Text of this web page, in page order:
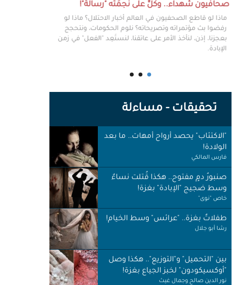
صحافيون شهداء.. وكلٌّ على نَجمَته "رسالة"!
ماذا لو قاطع الصحفيون في العالم أخبار الاحتلال؟ ماذا لو
رفضوا بث مؤتمراته وتصريحاته؟ نلوم الحكومات، ونتحجج
بعجزنا، إذن، لنأخذ الأمر على عاتقنا، لنستَعِد "الفعل" في زمن
الإبادة.
تحقيقات - مساءلة
"الاكتئاب" يحصد أرواح أمهات.. ما بعد
الولادة!
فارس المالكي
صنبورُ دمٍ مفتوح.. هكذا قُتلت نساءٌ
وسط ضجيج "الإبادة" بغزة!
خاص "نوى"
طفلاتٌ بغزة.. "عرائس" وسط الخيام!
رشا أبو جلال
بين "التحميل" و"التوزيع".. هكذا وصل
"أوكسيكودون" لخبز الجياع بغزة!
نور الدين صالح وجمال غيث